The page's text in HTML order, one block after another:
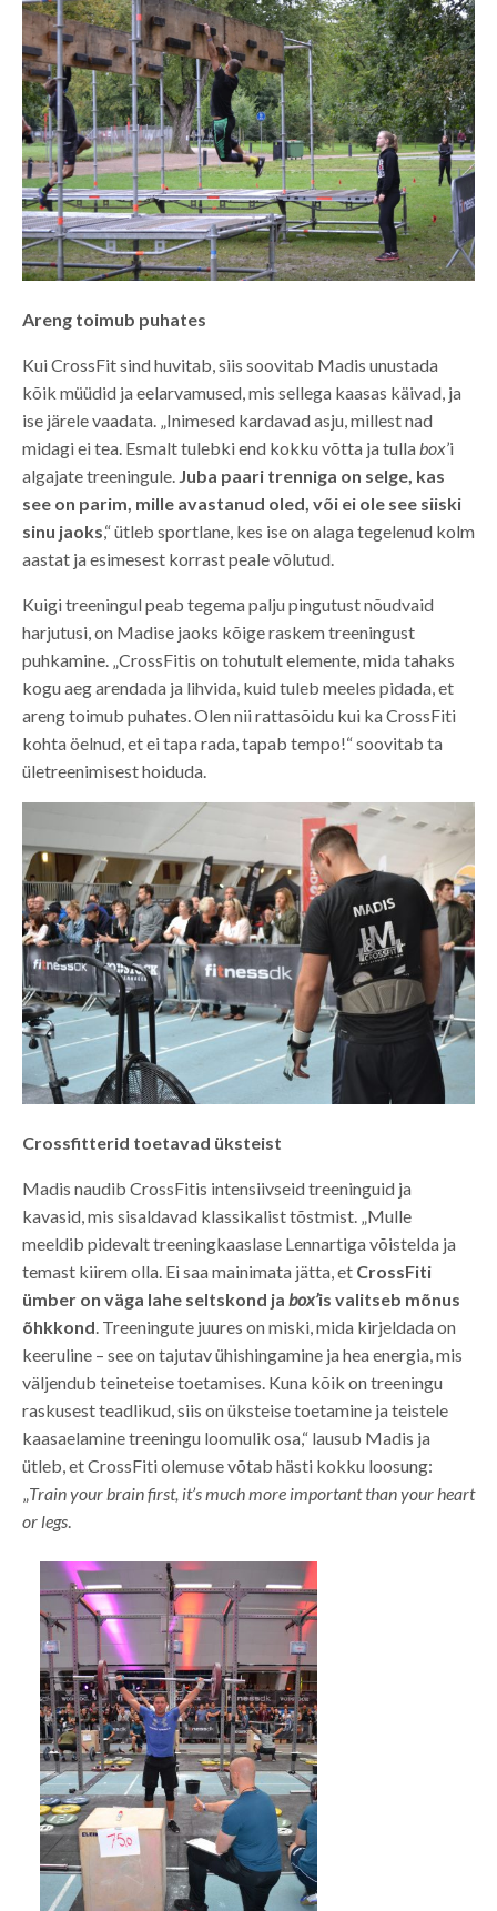
Areng toimub puhates
Kui CrossFit sind huvitab, siis soovitab Madis unustada
kõik müüdid ja eelarvamused, mis sellega kaasas käivad, ja
ise järele vaadata. „Inimesed kardavad asju, millest nad
midagi ei tea. Esmalt tulebki end kokku võtta ja tullabox’i
algajate treeningule. Juba paari trenniga on selge, kas
see on parim, mille avastanud oled, või ei ole see siiski
sinu jaoks,“ ütleb sportlane, kes ise on alaga tegelenud kolm
aastat ja esimesest korrast peale võlutud.
Kuigi treeningul peab tegema palju pingutust nõudvaid
harjutusi, on Madise jaoks kõige raskem treeningust
puhkamine. „CrossFitis on tohutult elemente, mida tahaks
kogu aeg arendada ja lihvida, kuid tuleb meeles pidada, et
areng toimub puhates. Olen nii rattasõidu kui ka CrossFiti
kohta öelnud, et ei tapa rada, tapab tempo!“ soovitab ta
ületreenimisest hoiduda.
Crossfitterid toetavad üksteist
Madis naudib CrossFitis intensiivseid treeninguid ja
kavasid, mis sisaldavad klassikalist tõstmist. „Mulle
meeldib pidevalt treeningkaaslase Lennartiga võistelda ja
temast kiirem olla. Ei saa mainimata jätta, et CrossFiti
ümber on väga lahe seltskond ja box’is valitseb mõnus
õhkkond. Treeningute juures on miski, mida kirjeldada on
keeruline – see on tajutav ühishingamine ja hea energia, mis
väljendub teineteise toetamises. Kuna kõik on treeningu
raskusest teadlikud, siis on üksteise toetamine ja teistele
kaasaelamine treeningu loomulik osa,“ lausub Madis ja
ütleb, et CrossFiti olemuse võtab hästi kokku loosung:
„Train your brain first, it’s much more important than your heart
or legs.